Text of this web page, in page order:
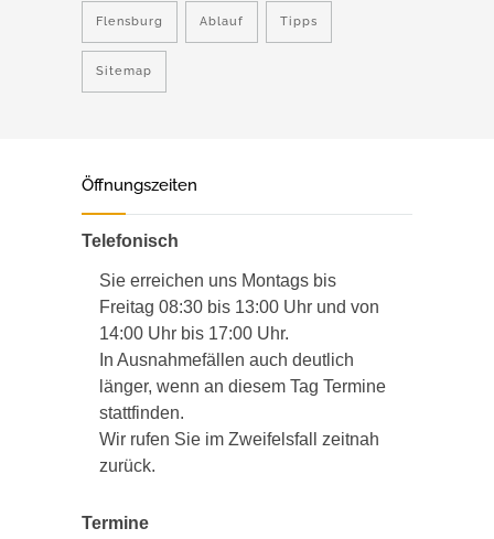
Flensburg Ablauf Tipps
Sitemap
Öffnungszeiten
Telefonisch
Sie erreichen uns Montags bis
Freitag 08:30 bis 13:00 Uhr und von
14:00 Uhr bis 17:00 Uhr.
In Ausnahmefällen auch deutlich
länger, wenn an diesem Tag Termine
stattfinden.
Wir rufen Sie im Zweifelsfall zeitnah
zurück.
Termine